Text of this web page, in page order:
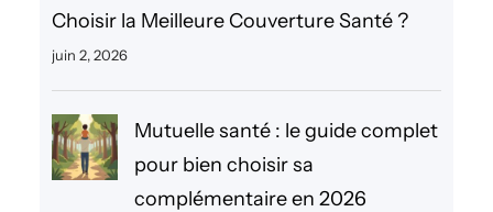
c
h
r
Choisir la Meilleure Couverture Santé ?
juin 2, 2026
Mutuelle santé : le guide complet
pour bien choisir sa
complémentaire en 2026